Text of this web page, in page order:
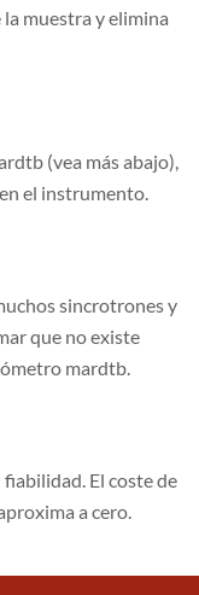
muestra y elimina
(vea más abajo),
el instrumento.
sincrotrones y
que no existe
mardtb.
El coste de
a cero.